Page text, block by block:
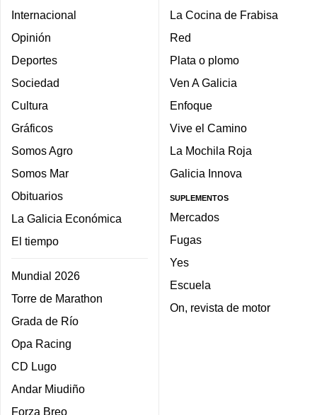
Internacional
Opinión
Deportes
Sociedad
Cultura
Gráficos
Somos Agro
Somos Mar
Obituarios
La Galicia Económica
El tiempo
Mundial 2026
Torre de Marathon
Grada de Río
Opa Racing
CD Lugo
Andar Miudiño
Forza Breo
La Cocina de Frabisa
Red
Plata o plomo
Ven A Galicia
Enfoque
Vive el Camino
La Mochila Roja
Galicia Innova
SUPLEMENTOS
Mercados
Fugas
Yes
Escuela
On, revista de motor